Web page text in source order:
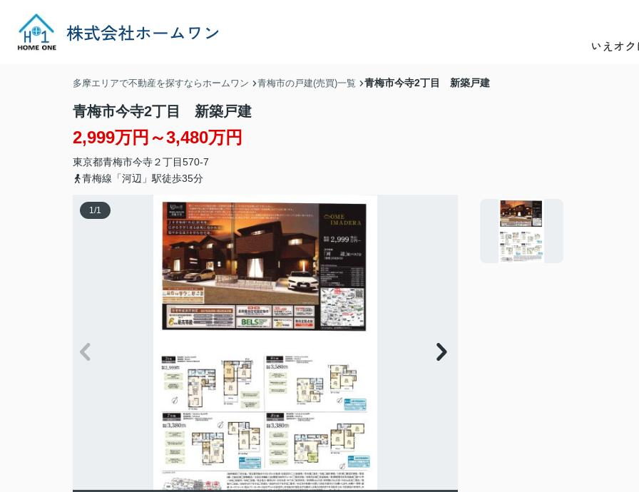
いえオ
多摩エリアで不動産を探すならホームワン 青梅市の戸建(売買)一覧 青梅市今寺2丁目 新築戸建
青梅市今寺2丁目 新築戸建
2,999万円～3,480万円
東京都青梅市今寺２丁目570-7
青梅線「河辺」駅徒歩35分
1/1